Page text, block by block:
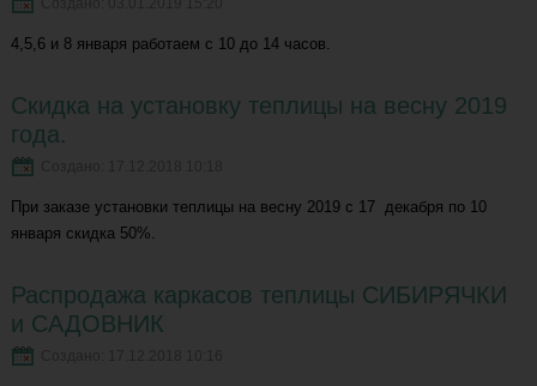
4,5,6 и 8 января работаем с 10 до 14 часов.
Скидка на установку теплицы на весну 2019
года.
При заказе установки теплицы на весну 2019 с 17 декабря по 10
января скидка 50%.
Распродажа каркасов теплицы СИБИРЯЧКИ
и САДОВНИК